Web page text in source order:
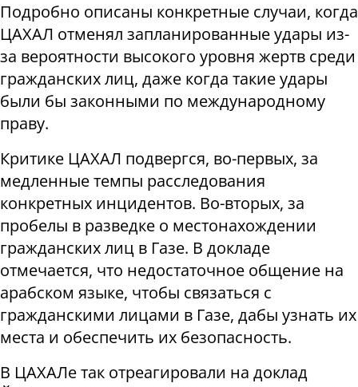
Подробно описаны конкретные случаи, когда
ЦАХАЛ отменял запланированные удары из-
за вероятности высокого уровня жертв среди
гражданских лиц, даже когда такие удары
были бы законными по международному
праву.
Критике ЦАХАЛ подвергся, во-первых, за
медленные темпы расследования
конкретных инцидентов. Во-вторых, за
пробелы в разведке о местонахождении
гражданских лиц в Газе. В докладе
отмечается, что недостаточное общение на
арабском языке, чтобы связаться с
гражданскими лицами в Газе, дабы узнать их
места и обеспечить их безопасность.
В ЦАХАЛе так отреагировали на доклад